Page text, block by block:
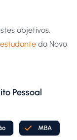
objetivos,
do Novo
Pessoal
MBA